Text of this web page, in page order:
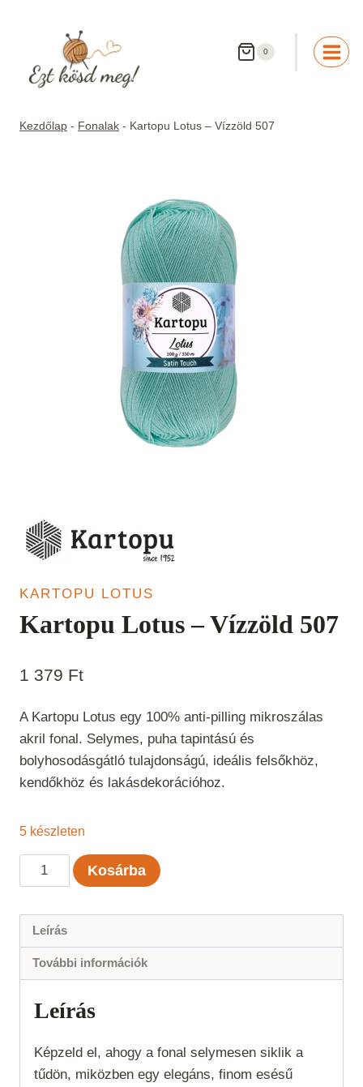
0
Kezdőlap - Fonalak - Kartopu Lotus – Vízzöld 507
KARTOPU LOTUS
Kartopu Lotus – Vízzöld 507
1 379 Ft
A Kartopu Lotus egy 100% anti-pilling mikroszálas
akril fonal. Selymes, puha tapintású és
bolyhosodásgátló tulajdonságú, ideális felsőkhöz,
kendőkhöz és lakásdekorációhoz.
5 készleten
Kartopu
Lotus
Vízzöld
507
Kosárba
Leírás
További információk
Leírás
Képzeld el, ahogy a fonal selymesen siklik a
tűdön, miközben egy elegáns, finom esésű